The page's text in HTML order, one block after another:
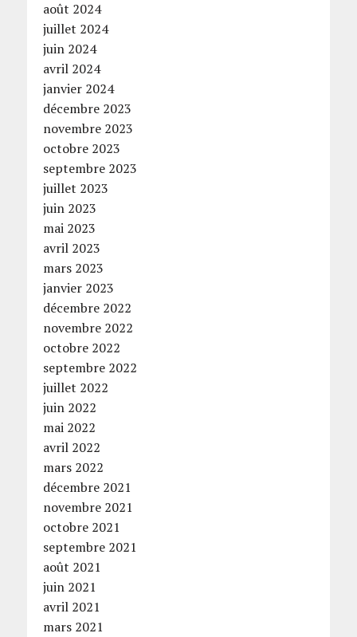
août 2024
juillet 2024
juin 2024
avril 2024
janvier 2024
décembre 2023
novembre 2023
octobre 2023
septembre 2023
juillet 2023
juin 2023
mai 2023
avril 2023
mars 2023
janvier 2023
décembre 2022
novembre 2022
octobre 2022
septembre 2022
juillet 2022
juin 2022
mai 2022
avril 2022
mars 2022
décembre 2021
novembre 2021
octobre 2021
septembre 2021
août 2021
juin 2021
avril 2021
mars 2021